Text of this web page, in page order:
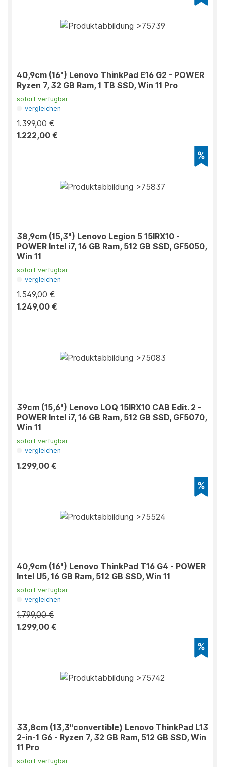
40,9cm (16") Lenovo ThinkPad E16 G2 - POWER
Ryzen 7, 32 GB Ram, 1 TB SSD, Win 11 Pro
sofort verfügbar
vergleichen
1.399,00 €
1.222,00 €
38,9cm (15,3") Lenovo Legion 5 15IRX10 -
POWER Intel i7, 16 GB Ram, 512 GB SSD, GF5050,
Win 11
sofort verfügbar
vergleichen
1.549,00 €
1.249,00 €
39cm (15,6") Lenovo LOQ 15IRX10 CAB Edit. 2 -
POWER Intel i7, 16 GB Ram, 512 GB SSD, GF5070,
Win 11
sofort verfügbar
vergleichen
1.299,00 €
40,9cm (16") Lenovo ThinkPad T16 G4 - POWER
Intel U5, 16 GB Ram, 512 GB SSD, Win 11
sofort verfügbar
vergleichen
1.799,00 €
1.299,00 €
33,8cm (13,3"convertible) Lenovo ThinkPad L13
2-in-1 G6 - Ryzen 7, 32 GB Ram, 512 GB SSD, Win
11 Pro
sofort verfügbar